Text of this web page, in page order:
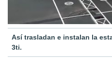
Así trasladan e instalan la
3ti.